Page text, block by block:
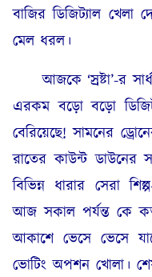
বাজির ডিজিট্যাল খেলা
মেল ধরল।
আজকে ‘স্রষ্টা’-র
এরকম বড়ো বড়ো
বেরিয়েছে! সামনের
রাতের কাউন্ট ডাউনের
বিভিন্ন ধারার সেরা
আজ সকাল পর্যন্ত কে
আকাশে ভেসে ভেসে
ভোটিং অপশন খোলা।